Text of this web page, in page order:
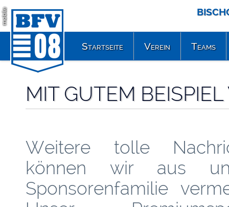
mobile
MIT GUTEM
Weitere tolle
können wir aus
Sponsorenfamilie
Startseite Verein Teams